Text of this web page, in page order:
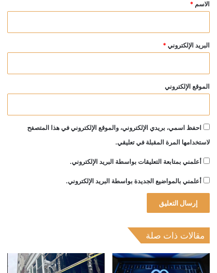
الاسم *
البريد الإلكتروني *
الموقع الإلكتروني
احفظ اسمي، بريدي الإلكتروني، والموقع الإلكتروني في هذا المتصفح
لاستخدامها المرة المقبلة في تعليقي.
أعلمني بمتابعة التعليقات بواسطة البريد الإلكتروني.
أعلمني بالمواضيع الجديدة بواسطة البريد الإلكتروني.
مقالات ذات صلة